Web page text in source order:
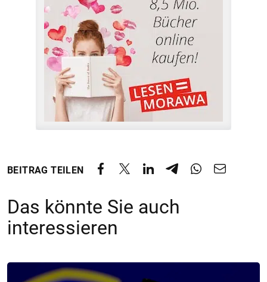
BEITRAG TEILEN
Das könnte Sie auch
interessieren